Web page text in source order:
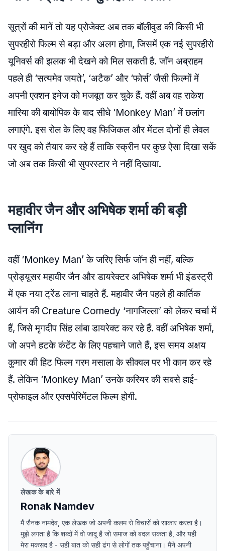
सूत्रों की मानें तो यह प्रोजेक्ट अब तक बॉलीवुड की किसी भी
सुपरहीरो फिल्म से बड़ा और अलग होगा, जिसमें एक नई सुपरहीरो
यूनिवर्स की झलक भी देखने को मिल सकती है. जॉन अब्राहम
पहले ही ‘सत्यमेव जयते’, ‘अटैक’ और ‘फोर्स’ जैसी फिल्मों में
अपनी एक्शन इमेज को मजबूत कर चुके हैं. वहीं अब वह राकेश
मारिया की बायोपिक के बाद सीधे ‘Monkey Man’ में छलांग
लगाएंगे. इस रोल के लिए वह फिजिकल और मेंटल दोनों ही लेवल
पर खुद को तैयार कर रहे हैं ताकि स्क्रीन पर कुछ ऐसा दिखा सकें
जो अब तक किसी भी सुपरस्टार ने नहीं दिखाया.
महावीर जैन और अभिषेक शर्मा की बड़ी
प्लानिंग
वहीं ‘Monkey Man’ के जरिए सिर्फ जॉन ही नहीं, बल्कि
प्रोड्यूसर महावीर जैन और डायरेक्टर अभिषेक शर्मा भी इंडस्ट्री
में एक नया ट्रेंड लाना चाहते हैं. महावीर जैन पहले ही कार्तिक
आर्यन की Creature Comedy ‘नागजिल्ला’ को लेकर चर्चा में
हैं, जिसे मृगदीप सिंह लांबा डायरेक्ट कर रहे हैं. वहीं अभिषेक शर्मा,
जो अपने हटके कंटेंट के लिए पहचाने जाते हैं, इस समय अक्षय
कुमार की हिट फिल्म गरम मसाला के सीक्वल पर भी काम कर रहे
हैं. लेकिन ‘Monkey Man’ उनके करियर की सबसे हाई-
प्रोफाइल और एक्सपेरिमेंटल फिल्म होगी.
लेखक के बारे में
Ronak Namdev
मैं रौनक नामदेव, एक लेखक जो अपनी कलम से विचारों को साकार करता है।
मुझे लगता है कि शब्दों में वो जादू है जो समाज को बदल सकता है, और यही
मेरा मकसद है - सही बात को सही ढंग से लोगों तक पहुँचाना। मैंने अपनी